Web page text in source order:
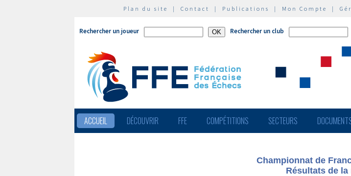
Plan du site | Contact | Publications | Mon Compte |
Rechercher un joueur Rechercher un club
ACCUEIL DÉCOUVRIR FFE COMPÉTITIONS SECTEURS
Championnat de
Résultats de la